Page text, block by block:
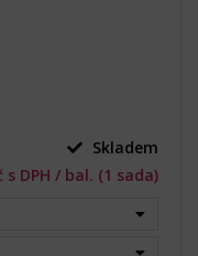
Skladem
s DPH / bal. (1 sada)